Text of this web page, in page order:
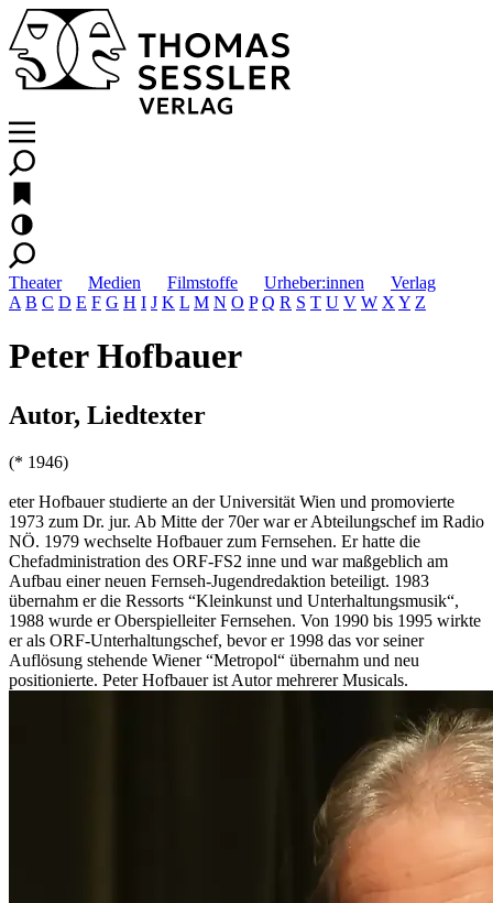
Theater Medien Filmstoffe Urheber:innen
Verlag
A B C D E F G H I J K L M N O P Q R S T U V W X Y Z
Peter Hofbauer
Autor, Liedtexter
(* 1946)
eter Hofbauer studierte an der Universität Wien und promovierte
1973 zum Dr. jur. Ab Mitte der 70er war er Abteilungschef im Radio
NÖ. 1979 wechselte Hofbauer zum Fernsehen. Er hatte die
Chefadministration des ORF-FS2 inne und war maßgeblich am
Aufbau einer neuen Fernseh-Jugendredaktion beteiligt. 1983
übernahm er die Ressorts “Kleinkunst und Unterhaltungsmusik“,
1988 wurde er Oberspielleiter Fernsehen. Von 1990 bis 1995 wirkte
er als ORF-Unterhaltungschef, bevor er 1998 das vor seiner
Auflösung stehende Wiener “Metropol“ übernahm und neu
positionierte. Peter Hofbauer ist Autor mehrerer Musicals.